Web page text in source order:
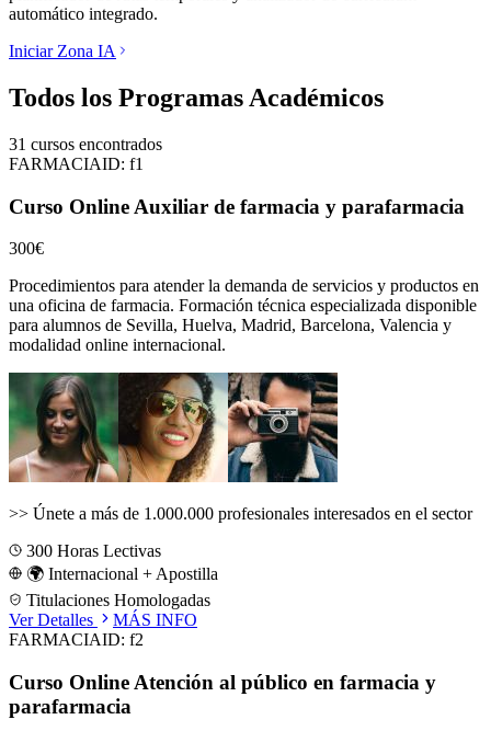
automático integrado.
Iniciar Zona IA
Todos los Programas Académicos
31 cursos encontrados
FARMACIAID: f1
Curso Online Auxiliar de farmacia y parafarmacia
300€
Procedimientos para atender la demanda de servicios y productos en
una oficina de farmacia. Formación técnica especializada disponible
para alumnos de Sevilla, Huelva, Madrid, Barcelona, Valencia y
modalidad online internacional.
>> Únete a más de 1.000.000 profesionales interesados en el sector
300 Horas Lectivas
🌍 Internacional + Apostilla
Titulaciones Homologadas
Ver Detalles
MÁS INFO
FARMACIAID: f2
Curso Online Atención al público en farmacia y
parafarmacia